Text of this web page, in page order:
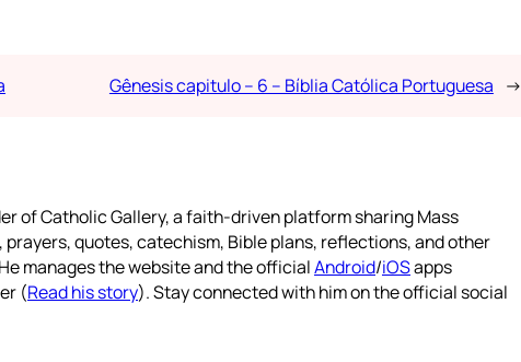
Gênesis capitulo – 6 – Bíblia Católica Portuguesa →
of Catholic Gallery, a faith-driven platform sharing Mass
prayers, quotes, catechism, Bible plans, reflections, and other
manages the website and the officialAndroid/iOSapps
(Read his story). Stay connected with him on the official social